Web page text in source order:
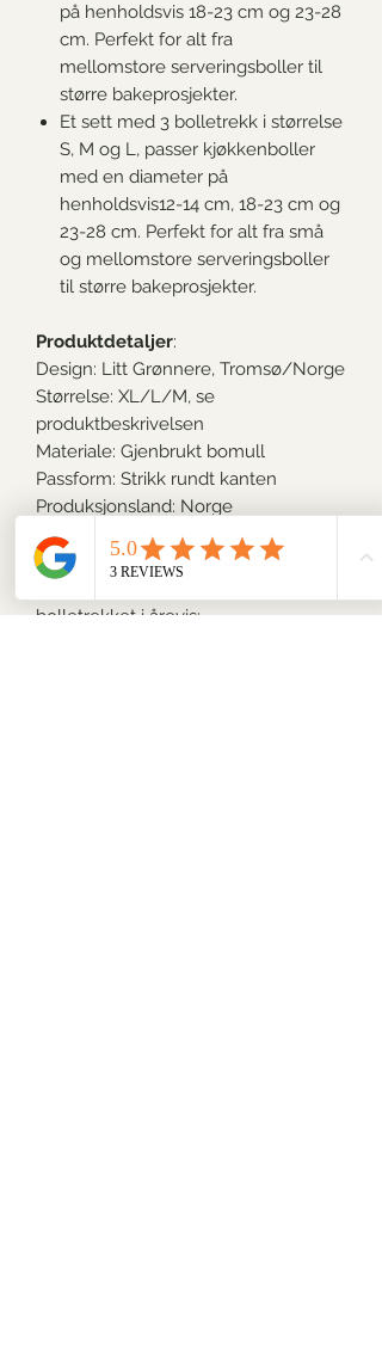
på henholdsvis 18-23 cm og 23-28
cm. Perfekt for alt fra
mellomstore serveringsboller til
større bakeprosjekter.
Et sett med 3 bolletrekk i størrelse
S, M og L, passer kjøkkenboller
med en diameter på
henholdsvis12-14 cm, 18-23 cm og
23-28 cm. Perfekt for alt fra små
og mellomstore serveringsboller
til større bakeprosjekter.
Produktdetaljer:
Design: Litt Grønnere, Tromsø/Norge
Størrelse: XL/L/M, se
produktbeskrivelsen
Materiale: Gjenbrukt bomull
Passform: Strikk rundt kanten
Produksjonsland: Norge
Pleie & bruk
bolletrekket i årevis: